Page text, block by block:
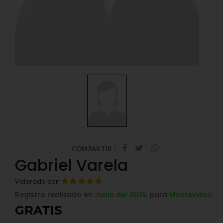
COMPARTIR :
Gabriel Varela
Valorado con
Registro realizado en Junio del 2025 para Montevideo
GRATIS